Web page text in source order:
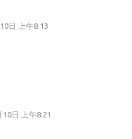
日 上午8:13
10日 上午8:21